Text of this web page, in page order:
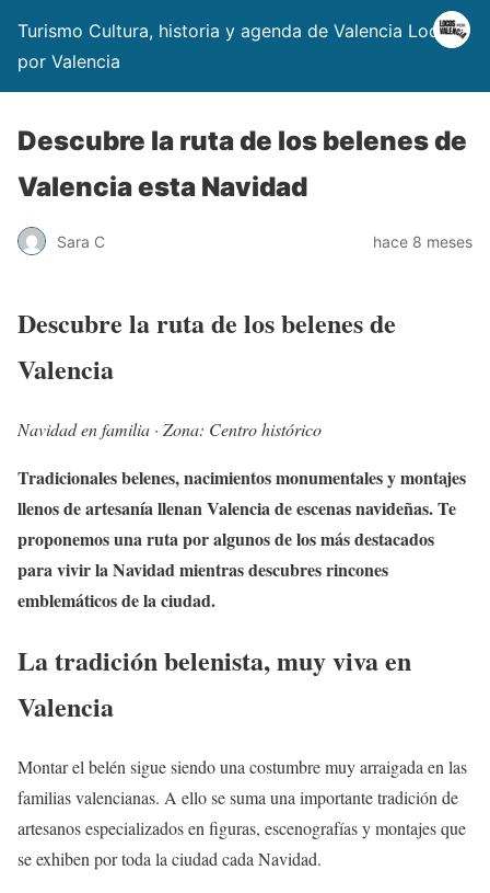
Turismo Cultura, historia y agenda de Valencia Locos
por Valencia
Descubre la ruta de los belenes de
Valencia esta Navidad
Sara C hace 8 meses
Descubre la ruta de los belenes de
Valencia
Navidad en familia · Zona: Centro histórico
Tradicionales belenes, nacimientos monumentales y montajes
llenos de artesanía llenan Valencia de escenas navideñas. Te
proponemos una ruta por algunos de los más destacados
para vivir la Navidad mientras descubres rincones
emblemáticos de la ciudad.
La tradición belenista, muy viva en
Valencia
Montar el belén sigue siendo una costumbre muy arraigada en las
familias valencianas. A ello se suma una importante tradición de
artesanos especializados en figuras, escenografías y montajes que
se exhiben por toda la ciudad cada Navidad.